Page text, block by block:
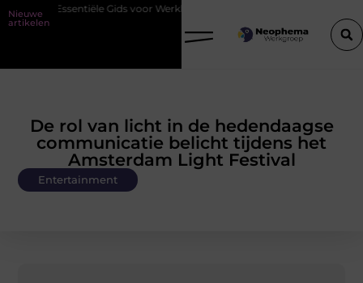
Nieuwe
artikelen
De Essentiële Gids voor Werkkleding in Purmerend
De rol van licht in de hedendaagse
communicatie belicht tijdens het
Amsterdam Light Festival
Entertainment